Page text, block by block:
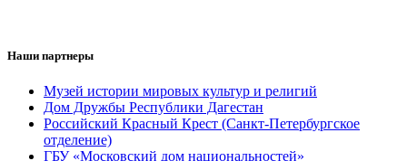
Наши партнеры
Музей истории мировых культур и религий
Дом Дружбы Республики Дагестан
Российский Красный Крест (Санкт-Петербургское
отделение)
ГБУ «Московский дом национальностей»